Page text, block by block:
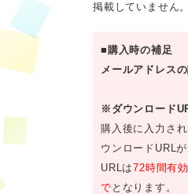
掲載していません。
■購入時の補足
メールアドレス
※ダウンロード
購入後に入力さ
ウンロードURLが
URLは72時間有効
で となります。